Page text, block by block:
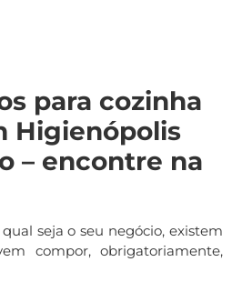
para cozinha
Higienópolis
– encontre na
seja o seu negócio, existem
compor, obrigatoriamente,